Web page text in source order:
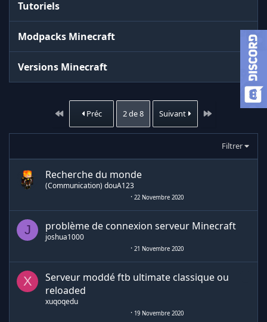
Tutoriels
Modpacks Minecraft
Versions Minecraft
PremierPréc 2 de 8 Suivant Dernier
Filtrer
Recherche du monde
(Communication) douA123
22 Novembre 2020
J problème de connexion serveur Minecraft
joshua1000
21 Novembre 2020
X
Serveur moddé ftb ultimate classique ou
reloaded
xuqoqedu
19 Novembre 2020